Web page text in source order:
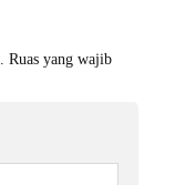
Ruas yang wajib